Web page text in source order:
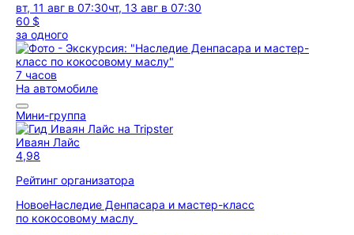
вт, 11 авг в 07:30чт, 13 авг в 07:30
60 $
за одного
7 часов
На автомобиле
Мини-группа
Иваян Лайс
4,98
Рейтинг организатора
НовоеНаследие Денпасара и мастер-класс
по кокосовому маслу